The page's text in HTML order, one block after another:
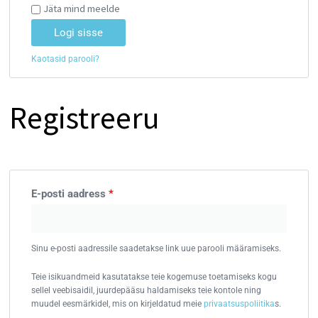
Jäta mind meelde
Logi sisse
Kaotasid parooli?
Registreeru
E-posti aadress*
Sinu e-posti aadressile saadetakse link uue parooli määramiseks.
Teie isikuandmeid kasutatakse teie kogemuse toetamiseks kogu
sellel veebisaidil, juurdepääsu haldamiseks teie kontole ning
muudel eesmärkidel, mis on kirjeldatud meieprivaatsuspoliitikas.